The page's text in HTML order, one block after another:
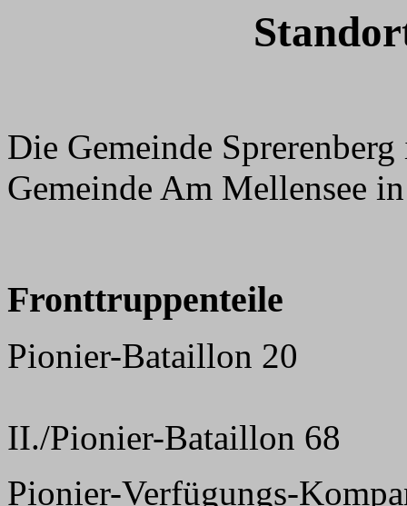
Die Gemeinde
Gemeinde Am Mellensee
Fronttruppenteile
Pionier-Bataillon 20
II./Pionier-Bataillon 68
Pionier-Verfügungs-